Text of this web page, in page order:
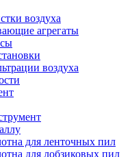
воздуха
агрегаты
воздуха
для ленточных пил
для лобзиковых пил